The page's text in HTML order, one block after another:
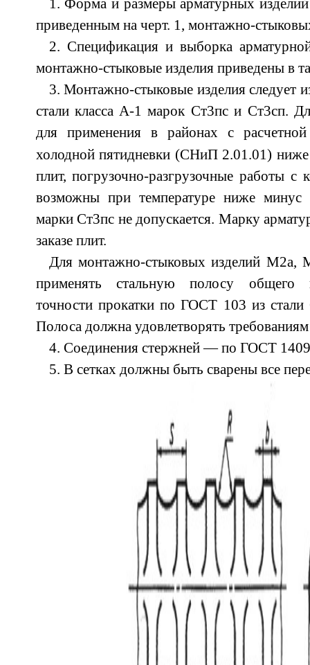
1. Форма и размеры арматурных
приведенным на черт. 1, монтажно-
2. Спецификация и выборка
монтажно-стыковые изделия приведены в
3. Монтажно-стыковые изделия следует
стали класса А-1 марок Ст3пс и Ст3сп.
для применения в районах с расчетной
холодной пятидневки (СНиП 2.01.01)
плит, погрузочно-разгрузочные работы
возможны при температуре ниже минус
марки Ст3пс не допускается. Марку
заказе плит.
Для монтажно-стыковых изделий
применять стальную полосу общего
точности прокатки по ГОСТ 103 из
Полоса должна удовлетворять
4. Соединения стержней — по ГОСТ
5. В сетках должны быть сварены все